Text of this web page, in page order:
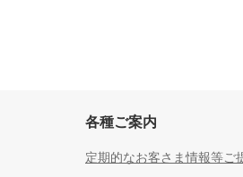
各種ご案内
定期的なお客さま情報等ご